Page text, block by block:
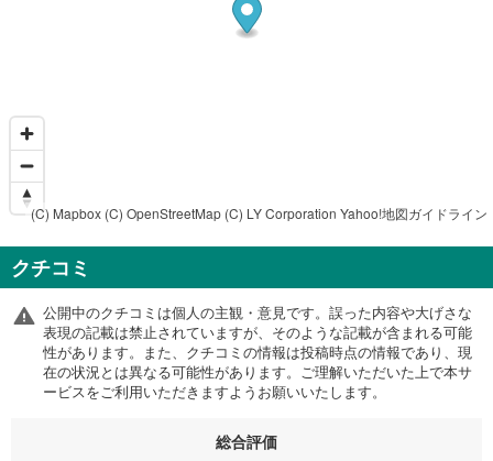
(C) Mapbox (C) OpenStreetMap (C) LY Corporation Yahoo!地図ガイドライン
クチコミ
公開中のクチコミは個人の主観・意見です。誤った内容や大げさな
表現の記載は禁止されていますが、そのような記載が含まれる可能
性があります。また、クチコミの情報は投稿時点の情報であり、現
在の状況とは異なる可能性があります。ご理解いただいた上で本サ
ービスをご利用いただきますようお願いいたします。
総合評価